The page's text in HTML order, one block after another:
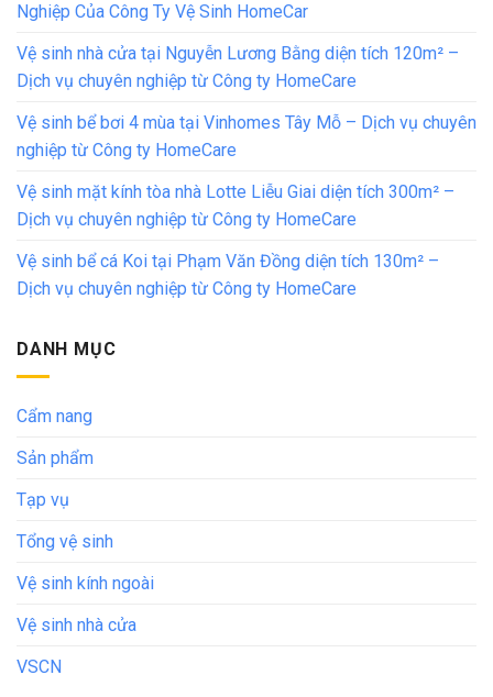
Nghiệp Của Công Ty Vệ Sinh HomeCar
Vệ sinh nhà cửa tại Nguyễn Lương Bằng diện tích 120m² –
Dịch vụ chuyên nghiệp từ Công ty HomeCare
Vệ sinh bể bơi 4 mùa tại Vinhomes Tây Mỗ – Dịch vụ chuyên
nghiệp từ Công ty HomeCare
Vệ sinh mặt kính tòa nhà Lotte Liễu Giai diện tích 300m² –
Dịch vụ chuyên nghiệp từ Công ty HomeCare
Vệ sinh bể cá Koi tại Phạm Văn Đồng diện tích 130m² –
Dịch vụ chuyên nghiệp từ Công ty HomeCare
DANH MỤC
Cẩm nang
Sản phẩm
Tạp vụ
Tổng vệ sinh
Vệ sinh kính ngoài
Vệ sinh nhà cửa
VSCN